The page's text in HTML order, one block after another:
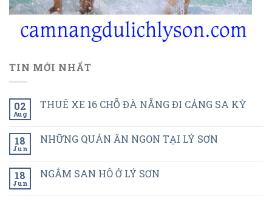
TIN MỚI NHẤT
02
Aug
THUÊ XE 16 CHỖ ĐÀ NẴNG ĐI CẢNG SA KỲ
18
Jun
NHỮNG QUÁN ĂN NGON TẠI LÝ SƠN
18
Jun
NGẮM SAN HÔ Ở LÝ SƠN